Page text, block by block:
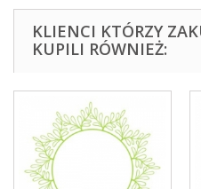
KLIENCI KTÓRZY
KUPILI RÓWNIEŻ: